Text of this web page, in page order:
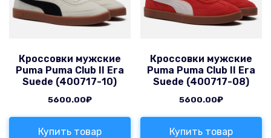
Кроссовки мужские
Puma Puma Club II Era
Suede (400717-10)
5600.00₽
Купить товар
Кроссовки мужские
Puma Puma Club II Era
Suede (400717-08)
5600.00₽
Купить товар